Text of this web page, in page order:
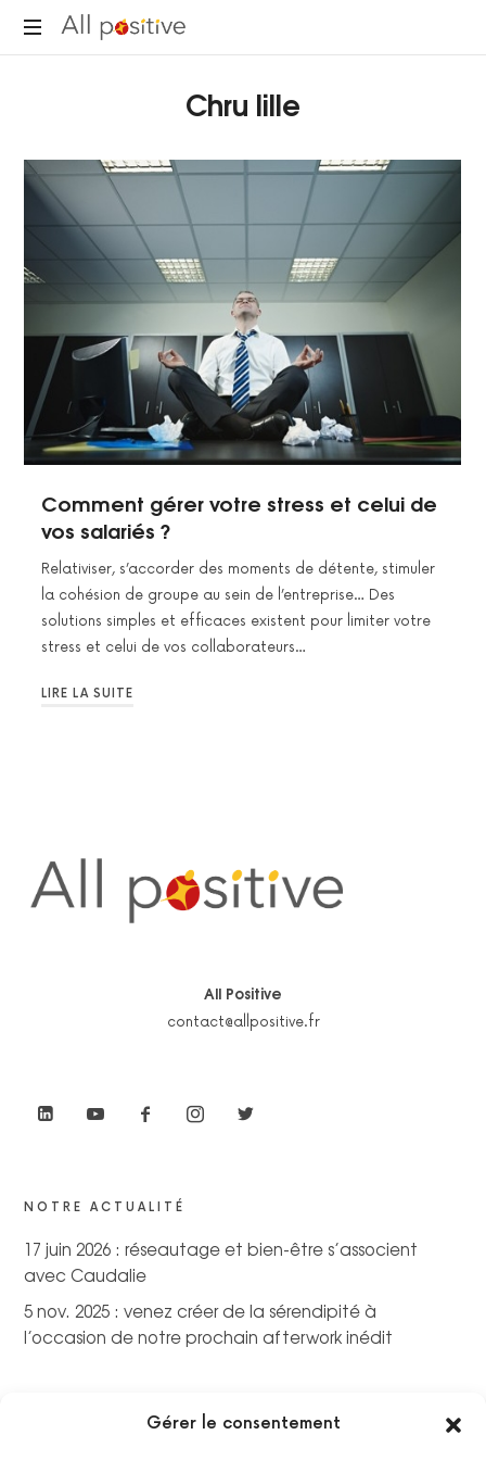
Gérer le consentement
All
Chru lille
Comment gérer votre stress et celui de
vos salariés ?
Relativiser, s’accorder des moments de détente, stimuler
la cohésion de groupe au sein de l’entreprise… Des
solutions simples et efficaces existent pour limiter votre
stress et celui de vos collaborateurs…
LIRE LA SUITE
All Positive
contact@allpositive.fr
NOTRE ACTUALITÉ
17 juin 2026 : réseautage et bien-être s’associent
avec Caudalie
5 nov. 2025 : venez créer de la sérendipité à
l’occasion de notre prochain afterwork inédit